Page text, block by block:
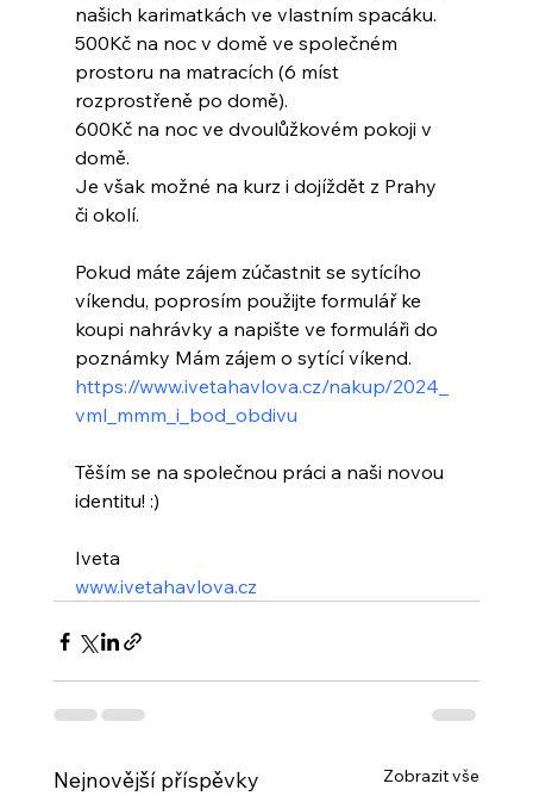
našich karimatkách ve vlastním spacáku.
500Kč na noc v domě ve společném
prostoru na matracích (6 míst
rozprostřeně po domě).
600Kč na noc ve dvoulůžkovém pokoji v
domě.
Je však možné na kurz i dojíždět z Prahy
či okolí.
Pokud máte zájem zúčastnit se sytícího
víkendu, poprosím použijte formulář ke
koupi nahrávky a napište ve formuláři do
poznámky Mám zájem o sytící víkend.
https://www.ivetahavlova.cz/nakup/2024_
vml_mmm_i_bod_obdivu
Těším se na společnou práci a naši novou
identitu! :)
Iveta
www.ivetahavlova.cz
Nejnovější příspěvky Zobrazit vše